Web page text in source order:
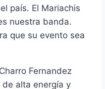
país. El Mariachis
nuestra banda.
que su evento sea
Fernandez
alta energía y